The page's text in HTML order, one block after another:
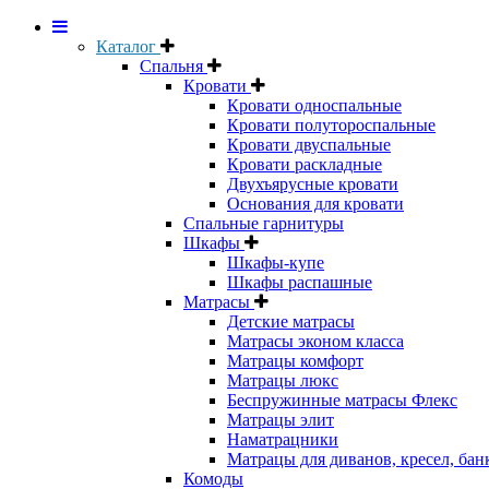
Каталог
Спальня
Кровати
Кровати односпальные
Кровати полутороспальные
Кровати двуспальные
Кровати раскладные
Двухъярусные кровати
Основания для кровати
Спальные гарнитуры
Шкафы
Шкафы-купе
Шкафы распашные
Матрасы
Детские матрасы
Матрасы эконом класса
Матрацы комфорт
Матрацы люкс
Беспружинные матрасы Флекс
Матрацы элит
Наматрацники
Матрацы для диванов, кресел,
Комоды